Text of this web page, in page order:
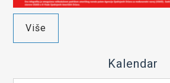
Više
Kalendar